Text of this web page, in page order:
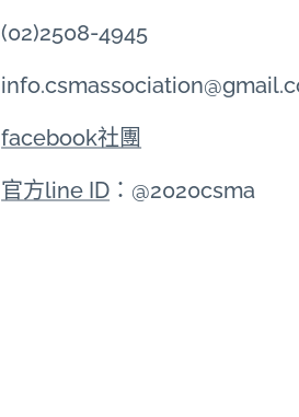
(02)2508-4945
facebook社團
官方line ID ：@2020csma